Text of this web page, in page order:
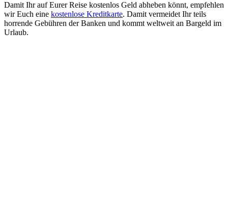
Damit Ihr auf Eurer Reise kostenlos Geld abheben könnt, empfehlen
wir Euch eine kostenlose Kreditkarte. Damit vermeidet Ihr teils
horrende Gebühren der Banken und kommt weltweit an Bargeld im
Urlaub.